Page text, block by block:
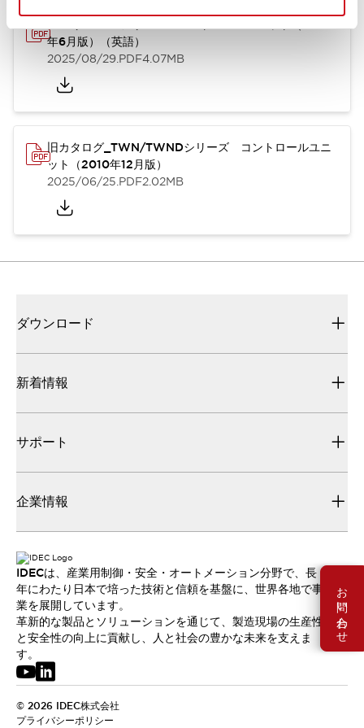
お問い合わせ
年6月版）（英語）
2025/08/29.PDF4.07MB
旧カタログ_TWN/TWNDシリーズ コントロールユニ
ット（2010年12月版）
2025/06/25.PDF2.02MB
ダウンロード
新着情報
サポート
企業情報
IDECは、産業用制御・安全・オートメーション分野で、長
年にわたり日本で培った技術と信頼を基盤に、世界各地で事
業を展開しています。
革新的な製品とソリューションを通じて、製造現場の生産性
と安全性の向上に貢献し、人と社会の豊かな未来を支えま
す。
© 2026 IDEC株式会社
プライバシーポリシー